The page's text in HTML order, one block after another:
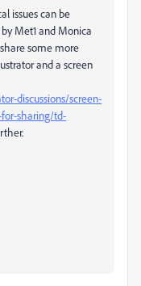
issues can be
Met1 and Monica
some more
and a screen
discussions/screen-
sharing/td-